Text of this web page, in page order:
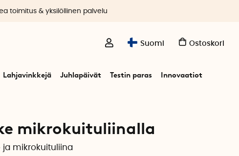
Suomi Ostoskori
Lahjavinkkejä Juhlapäivät Testin paras Innovaatiot
toimitus & yksilöllinen palvelu
mikrokuituliinalla
ja mikrokuituliina